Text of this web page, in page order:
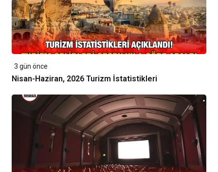
3 gün önce
Nisan-Haziran, 2026 Turizm İstatistikleri